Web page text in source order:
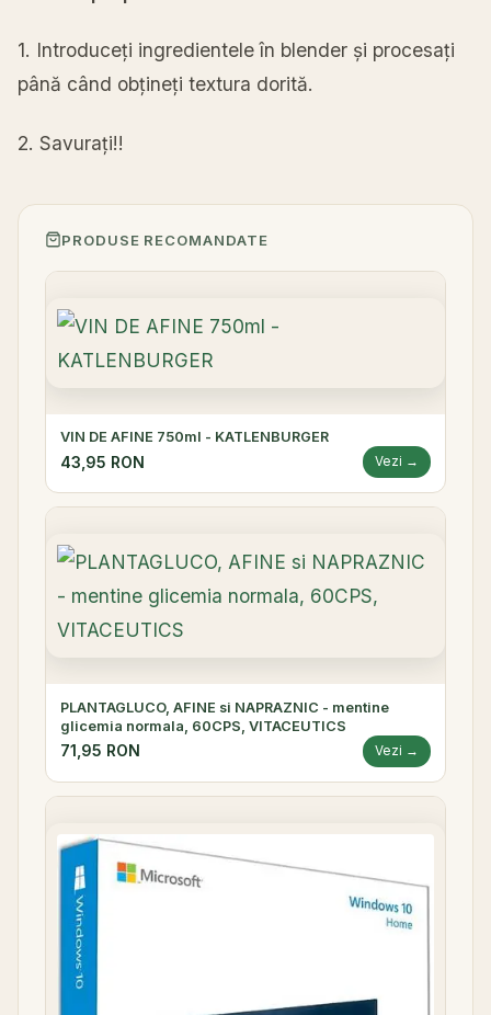
1. Introduceți ingredientele în blender și procesați
până când obțineți textura dorită.
2. Savurați!!
PRODUSE RECOMANDATE
VIN DE AFINE 750ml - KATLENBURGER
43,95 RON Vezi →
PLANTAGLUCO, AFINE si NAPRAZNIC - mentine
glicemia normala, 60CPS, VITACEUTICS
71,95 RON Vezi →